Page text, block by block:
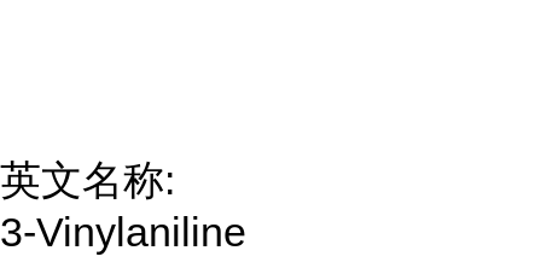
英文名称:
3-Vinylaniline